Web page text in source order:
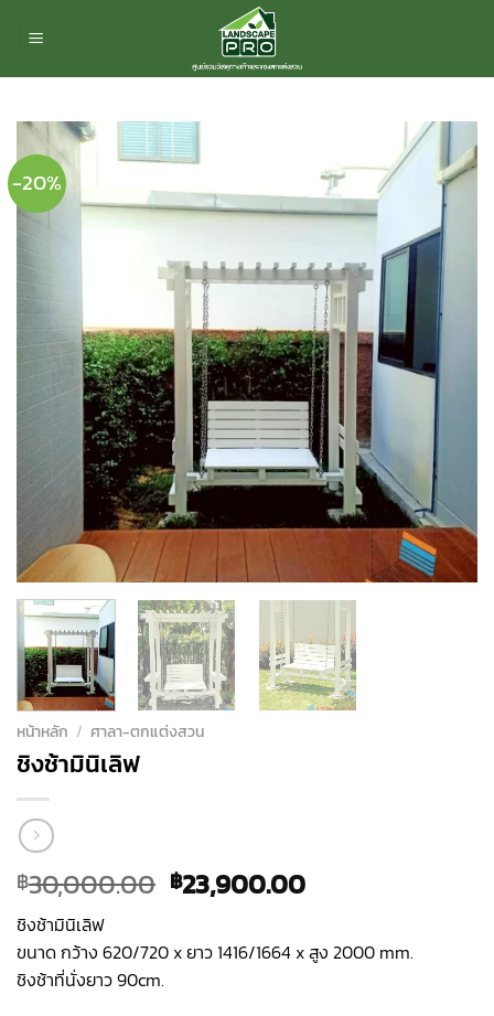
-20%
หน้าหลัก / ศาลา-ตกแต่งสวน
ชิงช้ามินิเลิฟ
฿30,000.00 Original
price
฿30,000.00.
฿23,900.00Current
฿23,900.00.
ชิงช้ามินิเลิฟ
ขนาด กว้าง 620/720 x ยาว 1416/1664 x สูง 2000 mm.
ชิงช้าที่นั่งยาว 90cm.